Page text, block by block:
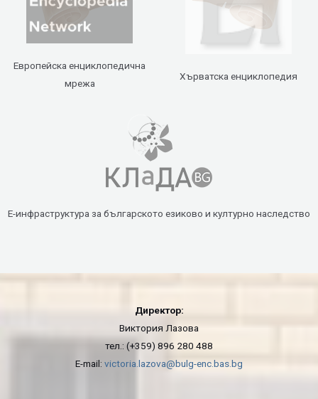
Европейска енциклопедична
мрежа
Хърватска енциклопедия
Е-инфраструктура за българското езиково и културно наследство
Директор:
Виктория Лазова
тел.: (+359) 896 280 488
E-mail: victoria.lazova@bulg-enc.bas.bg